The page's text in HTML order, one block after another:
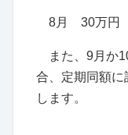
8月 30万円（
また、9月か
合、定期同額に
します。